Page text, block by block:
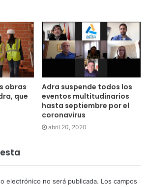
obras
que
Adra suspende todos los
eventos multitudinarios
hasta septiembre por el
coronavirus
abril 20, 2020
electrónico no será publicada. Los campos